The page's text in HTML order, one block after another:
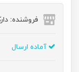
فروشنده:
آماده ارسال